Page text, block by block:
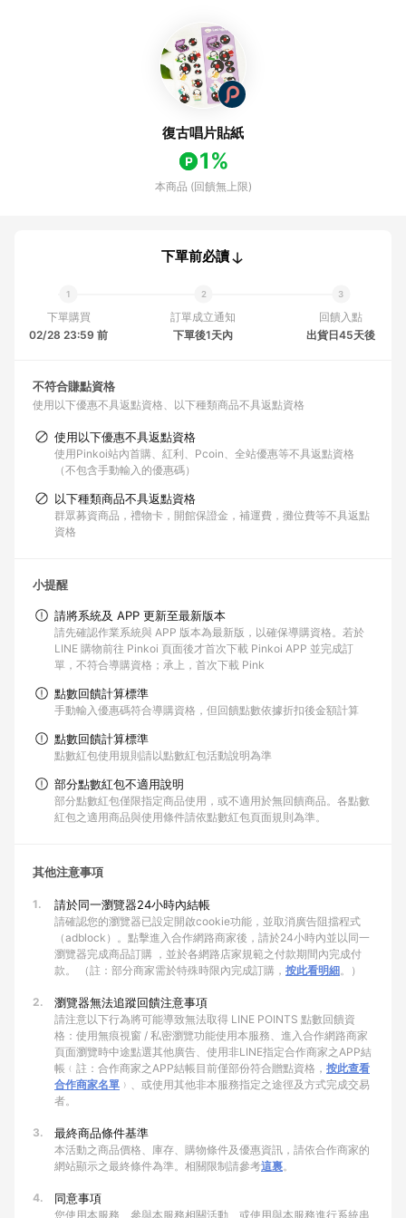
復古唱片貼紙
1%
本商品 (回饋無上限)
下單前必讀
下單購買
02/28 23:59 前
訂單成立通知
下單後1天內
回饋入點
出貨日45天後
不符合賺點資格
使用以下優惠不具返點資格 以下種類商品不具返點資格
使用以下優惠不具返點資格
使用Pinkoi站內首購、紅利、Pcoin、全站優惠等不具返點資格
（不包含手動輸入的優惠碼）
以下種類商品不具返點資格
群眾募資商品，禮物卡，開館保證金，補運費，攤位費等不具返點
資格
小提醒
請將系統及 APP 更新至最新版本
請先確認作業系統與 APP 版本為最新版，以確保導購資格。若於
LINE 購物前往 Pinkoi 頁面後才首次下載 Pinkoi APP 並完成訂
單，不符合導購資格；承上，首次下載 Pink
點數回饋計算標準
手動輸入優惠碼符合導購資格，但回饋點數依據折扣後金額計算
點數回饋計算標準
點數紅包使用規則請以點數紅包活動說明為準
部分點數紅包不適用說明
部分點數紅包僅限指定商品使用，或不適用於無回饋商品。各點數
紅包之適用商品與使用條件請依點數紅包頁面規則為準。
其他注意事項
1. 請於同一瀏覽器24小時內結帳
請確認您的瀏覽器已設定開啟cookie功能，並取消廣告阻擋程式
（adblock）。點擊進入合作網路商家後，請於24小時內並以同一
瀏覽器完成商品訂購 ，並於各網路店家規範之付款期間內完成付
款。 （註：部分商家需於特殊時限內完成訂購， 按此看明細。）
2. 瀏覽器無法追蹤回饋注意事項
請注意以下行為將可能導致無法取得 LINE POINTS 點數回饋資
格：使用無痕視窗 / 私密瀏覽功能使用本服務、進入合作網路商家
頁面瀏覽時中途點選其他廣告、使用非LINE指定合作商家之APP結
帳﹙註：合作商家之APP結帳目前僅部份符合贈點資格， 按此查看
合作商家名單 ﹚、或使用其他非本服務指定之途徑及方式完成交易
者。
3. 最終商品條件基準
本活動之商品價格、庫存、購物條件及優惠資訊，請依合作商家的
網站顯示之最終條件為準。相關限制請參考這裏。
4. 同意事項
您使用本服務、參與本服務相關活動、或使用與本服務進行系統串